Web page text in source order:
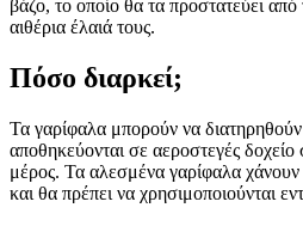
βάζο, το οποίο θα τα προστατεύει από
αιθέρια έλαιά τους.
Πόσο διαρκεί;
Τα γαρίφαλα μπορούν να διατηρηθούν
αποθηκεύονται σε αεροστεγές
μέρος. Τα αλεσμένα γαρίφαλα
και θα πρέπει να χρησιμοποιούνται